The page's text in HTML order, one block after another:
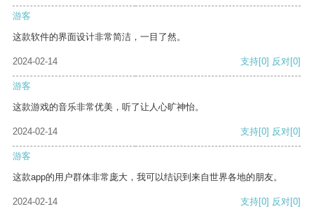
游客
这款软件的界面设计非常简洁，一目了然。
2024-02-14 支持[0] 反对[0]
游客
这款游戏的音乐非常优美，听了让人心旷神怡。
2024-02-14 支持[0] 反对[0]
游客
这款app的用户群体非常庞大，我可以结识到来自世界各地的朋友。
2024-02-14 支持[0] 反对[0]